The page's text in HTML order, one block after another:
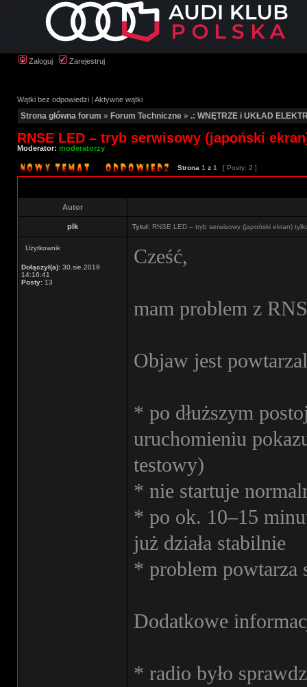
Zaloguj Zarejestruj
Wątki bez odpowiedzi | Aktywne wątki
Strona główna forum » Forum Techniczne » .: WNĘTRZE i UKŁAD
RNSE LED – tryb serwisowy (japoński
Moderator: moderatorzy
Strona 1 z 1 [ Posty: 2 ]
Autor
plk Tytuł: RNSE LED – tryb serwisowy (japoński ekran)
Użytkownik
Dołączył(a): 30.sie.2019
14:16:41
Posty: 13
Cześć,
mam problem z
Objaw jest
* po dłuższym
uruchomieniu
testowy)
* nie startuje
* po ok. 10–15
już działa stabilnie
* problem powtarza
Dodatkowe
* radio było